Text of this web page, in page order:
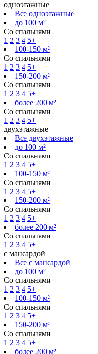
одноэтажные
Все одноэтажные
до 100 м²
Со спальнями
1 2 3 4 5+
100-150 м²
Со спальнями
1 2 3 4 5+
150-200 м²
Со спальнями
1 2 3 4 5+
более 200 м²
Со спальнями
1 2 3 4 5+
двухэтажные
Все двухэтажные
до 100 м²
Со спальнями
1 2 3 4 5+
100-150 м²
Со спальнями
1 2 3 4 5+
150-200 м²
Со спальнями
1 2 3 4 5+
более 200 м²
Со спальнями
1 2 3 4 5+
с мансардой
Все с мансардой
до 100 м²
Со спальнями
1 2 3 4 5+
100-150 м²
Со спальнями
1 2 3 4 5+
150-200 м²
Со спальнями
1 2 3 4 5+
более 200 м²